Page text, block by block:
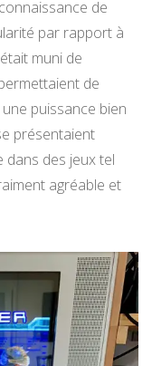
de
par rapport à
muni de
de
puissance bien
présentaient
dans des jeux tel
agréable et